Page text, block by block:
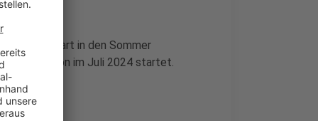
zum Start in den Sommer
die schon im Juli 2024 startet.